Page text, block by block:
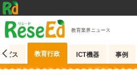
教育業界ニュース
ビス 教育行政 ICT機器 事例